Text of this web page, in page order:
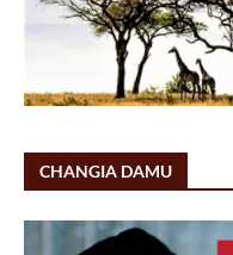
CHANGIA DAMU